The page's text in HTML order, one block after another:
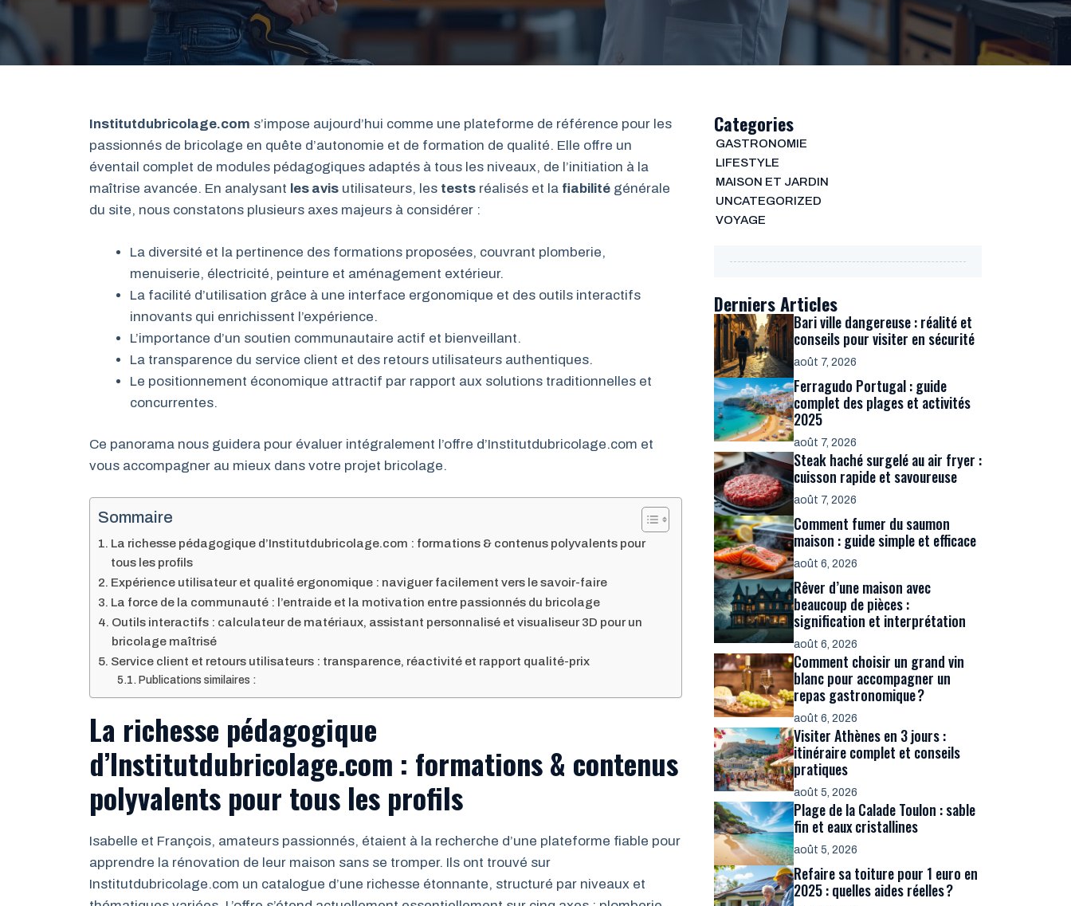
Institutdubricolage.com s’impose aujourd’hui comme une plateforme de référence pour les
passionnés de bricolage en quête d’autonomie et de formation de qualité. Elle offre un
éventail complet de modules pédagogiques adaptés à tous les niveaux, de l’initiation à la
maîtrise avancée. En analysant les avis utilisateurs, les tests réalisés et la fiabilité générale
du site, nous constatons plusieurs axes majeurs à considérer :
La diversité et la pertinence des formations proposées, couvrant plomberie,
menuiserie, électricité, peinture et aménagement extérieur.
La facilité d’utilisation grâce à une interface ergonomique et des outils interactifs
innovants qui enrichissent l’expérience.
L’importance d’un soutien communautaire actif et bienveillant.
La transparence du service client et des retours utilisateurs authentiques.
Le positionnement économique attractif par rapport aux solutions traditionnelles et
concurrentes.
Ce panorama nous guidera pour évaluer intégralement l’offre d’Institutdubricolage.com et
vous accompagner au mieux dans votre projet bricolage.
Sommaire
La richesse pédagogique d’Institutdubricolage.com : formations & contenus polyvalents pour
tous les profils
Expérience utilisateur et qualité ergonomique : naviguer facilement vers le savoir-faire
La force de la communauté : l’entraide et la motivation entre passionnés du bricolage
Outils interactifs : calculateur de matériaux, assistant personnalisé et visualiseur 3D pour un
bricolage maîtrisé
Service client et retours utilisateurs : transparence, réactivité et rapport qualité-prix
Publications similaires :
La richesse pédagogique
d’Institutdubricolage.com : formations & contenus
polyvalents pour tous les profils
Isabelle et François, amateurs passionnés, étaient à la recherche d’une plateforme fiable pour
apprendre la rénovation de leur maison sans se tromper. Ils ont trouvé sur
Institutdubricolage.com un catalogue d’une richesse étonnante, structuré par niveaux et
Categories
GASTRONOMIE
LIFESTYLE
MAISON ET JARDIN
UNCATEGORIZED
VOYAGE
Derniers Articles
Bari ville dangereuse : réalité et
conseils pour visiter en sécurité
août 7, 2026
Ferragudo Portugal : guide
complet des plages et activités
2025
août 7, 2026
Steak haché surgelé au air fryer :
cuisson rapide et savoureuse
août 7, 2026
Comment fumer du saumon
maison : guide simple et efficace
août 6, 2026
Rêver d’une maison avec
beaucoup de pièces :
signification et interprétation
août 6, 2026
Comment choisir un grand vin
blanc pour accompagner un
repas gastronomique ?
août 6, 2026
Visiter Athènes en 3 jours :
itinéraire complet et conseils
pratiques
août 5, 2026
Plage de la Calade Toulon : sable
fin et eaux cristallines
août 5, 2026
Refaire sa toiture pour 1 euro en
2025 : quelles aides réelles ?